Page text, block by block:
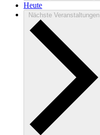
Heute
Nächste Veranstaltungen